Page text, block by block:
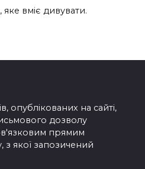
вміє дивувати.
опублікованих на сайті,
дозволу
прямим
з якої запозичений